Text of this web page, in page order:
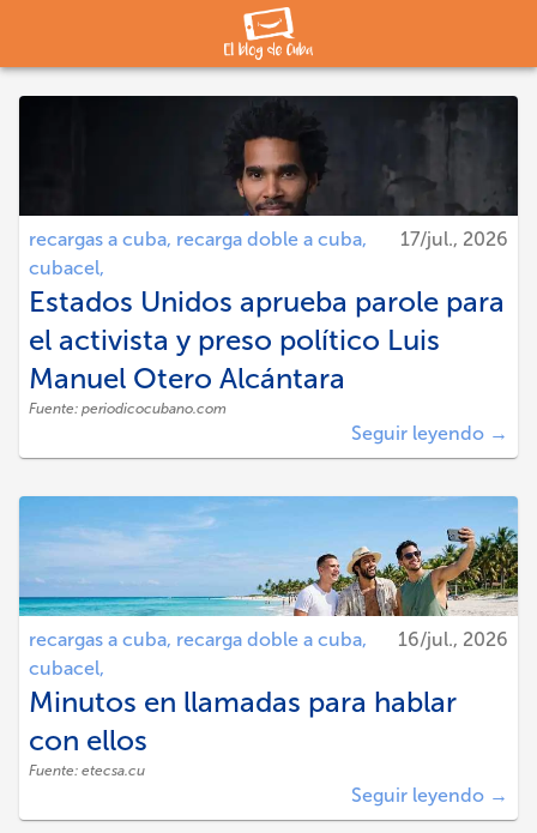
recargas a cuba, recarga doble a cuba,
cubacel,
17/jul., 2026
Estados Unidos aprueba parole para
el activista y preso político Luis
Manuel Otero Alcántara
Fuente: periodicocubano.com
Seguir leyendo →
recargas a cuba, recarga doble a cuba,
cubacel,
16/jul., 2026
Minutos en llamadas para hablar
con ellos
Fuente: etecsa.cu
Seguir leyendo →